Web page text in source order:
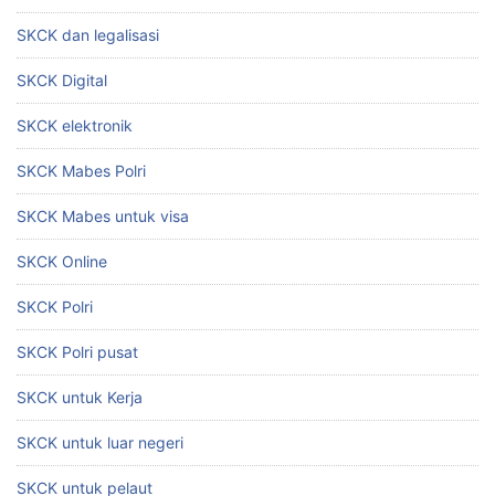
SKCK dan legalisasi
SKCK Digital
SKCK elektronik
SKCK Mabes Polri
SKCK Mabes untuk visa
SKCK Online
SKCK Polri
SKCK Polri pusat
SKCK untuk Kerja
SKCK untuk luar negeri
SKCK untuk pelaut